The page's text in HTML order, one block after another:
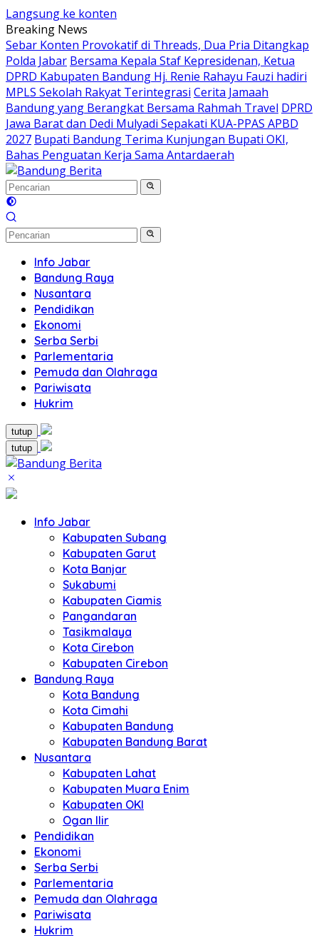
Langsung ke konten
Breaking News
Sebar Konten Provokatif di Threads, Dua Pria Ditangkap
Polda Jabar Bersama Kepala Staf Kepresidenan, Ketua
DPRD Kabupaten Bandung Hj. Renie Rahayu Fauzi hadiri
MPLS Sekolah Rakyat Terintegrasi Cerita Jamaah
Bandung yang Berangkat Bersama Rahmah Travel DPRD
Jawa Barat dan Dedi Mulyadi Sepakati KUA-PPAS APBD
2027 Bupati Bandung Terima Kunjungan Bupati OKI,
Bahas Penguatan Kerja Sama Antardaerah
Info Jabar
Bandung Raya
Nusantara
Pendidikan
Ekonomi
Serba Serbi
Parlementaria
Pemuda dan Olahraga
Pariwisata
Hukrim
tutup
tutup
Info Jabar
Kabupaten Subang
Kabupaten Garut
Kota Banjar
Sukabumi
Kabupaten Ciamis
Pangandaran
Tasikmalaya
Kota Cirebon
Kabupaten Cirebon
Bandung Raya
Kota Bandung
Kota Cimahi
Kabupaten Bandung
Kabupaten Bandung Barat
Nusantara
Kabupaten Lahat
Kabupaten Muara Enim
Kabupaten OKI
Ogan Ilir
Pendidikan
Ekonomi
Serba Serbi
Parlementaria
Pemuda dan Olahraga
Pariwisata
Hukrim